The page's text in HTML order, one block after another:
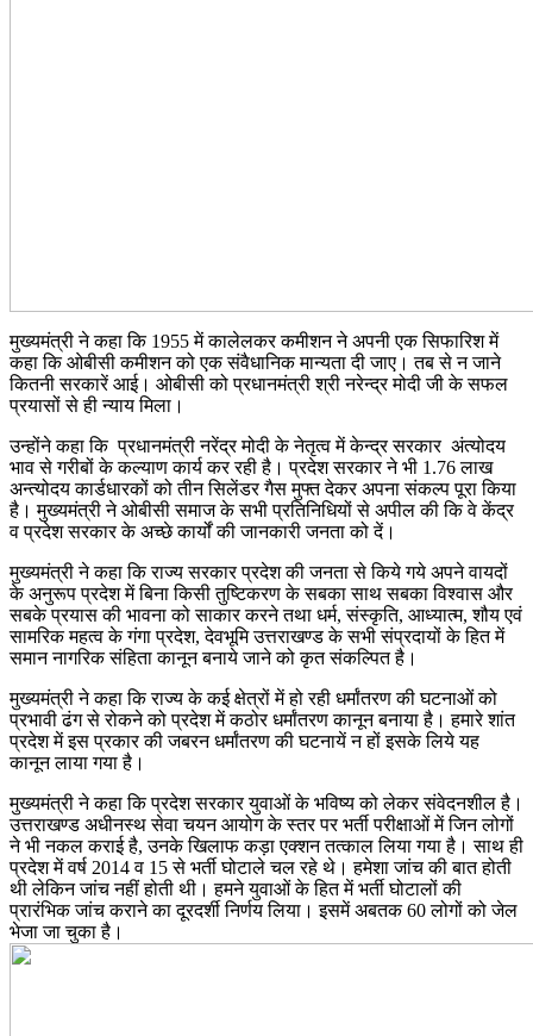
मुख्यमंत्री ने कहा कि 1955 में कालेलकर कमीशन ने अपनी एक सिफारिश में
कहा कि ओबीसी कमीशन को एक संवैधानिक मान्यता दी जाए। तब से न जाने
कितनी सरकारें आई। ओबीसी को प्रधानमंत्री श्री नरेन्द्र मोदी जी के सफल
प्रयासों से ही न्याय मिला।
उन्होंने कहा कि प्रधानमंत्री नरेंद्र मोदी के नेतृत्व में केन्द्र सरकार अंत्योदय
भाव से गरीबों के कल्याण कार्य कर रही है। प्रदेश सरकार ने भी 1.76 लाख
अन्त्योदय कार्डधारकों को तीन सिलेंडर गैस मुफ्त देकर अपना संकल्प पूरा किया
है। मुख्यमंत्री ने ओबीसी समाज के सभी प्रतिनिधियों से अपील की कि वे केंद्र
व प्रदेश सरकार के अच्छे कार्यों की जानकारी जनता को दें।
मुख्यमंत्री ने कहा कि राज्य सरकार प्रदेश की जनता से किये गये अपने वायदों
के अनुरूप प्रदेश में बिना किसी तुष्टिकरण के सबका साथ सबका विश्वास और
सबके प्रयास की भावना को साकार करने तथा धर्म, संस्कृति, आध्यात्म, शौय एवं
सामरिक महत्व के गंगा प्रदेश, देवभूमि उत्तराखण्ड के सभी संप्रदायों के हित में
समान नागरिक संहिता कानून बनाये जाने को कृत संकल्पित है।
मुख्यमंत्री ने कहा कि राज्य के कई क्षेत्रों में हो रही धर्मांतरण की घटनाओं को
प्रभावी ढंग से रोकने को प्रदेश में कठोर धर्मांतरण कानून बनाया है। हमारे शांत
प्रदेश में इस प्रकार की जबरन धर्मांतरण की घटनायें न हों इसके लिये यह
कानून लाया गया है।
मुख्यमंत्री ने कहा कि प्रदेश सरकार युवाओं के भविष्य को लेकर संवेदनशील है।
उत्तराखण्ड अधीनस्थ सेवा चयन आयोग के स्तर पर भर्ती परीक्षाओं में जिन लोगों
ने भी नकल कराई है, उनके खिलाफ कड़ा एक्शन तत्काल लिया गया है। साथ ही
प्रदेश में वर्ष 2014 व 15 से भर्ती घोटाले चल रहे थे। हमेशा जांच की बात होती
थी लेकिन जांच नहीं होती थी। हमने युवाओं के हित में भर्ती घोटालों की
प्रारंभिक जांच कराने का दूरदर्शी निर्णय लिया। इसमें अबतक 60 लोगों को जेल
भेजा जा चुका है।